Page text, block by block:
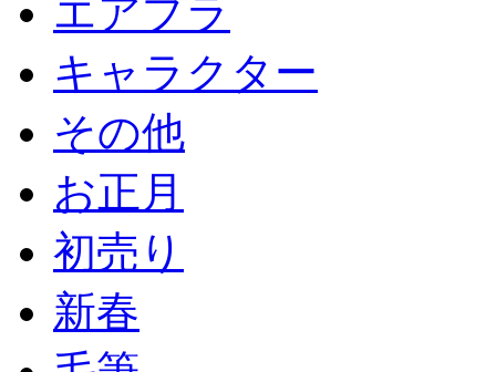
エアプラ
キャラクター
その他
お正月
初売り
新春